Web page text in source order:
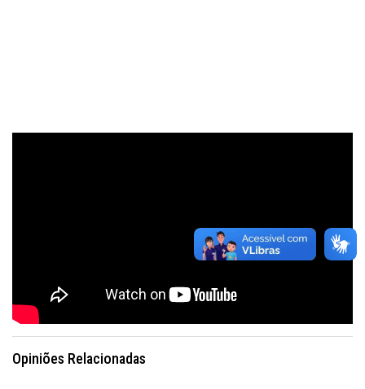
Opiniões Relacionadas